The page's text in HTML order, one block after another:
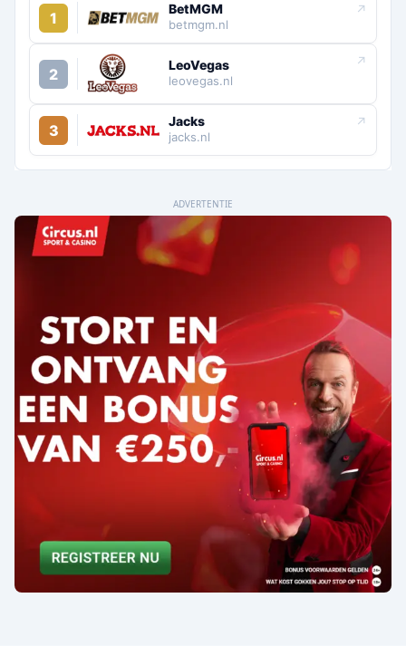
↗
1 BetMGM
betmgm.nl
↗
2 LeoVegas
leovegas.nl
↗
3 Jacks
jacks.nl
ADVERTENTIE